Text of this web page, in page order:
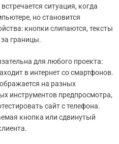
ситуация, когда
но становится
кнопки слипаются, тексты
границы.
для любого проекта:
в интернет со смартфонов.
на разных
инструментов предпросмотра,
сайт с телефона.
кнопка или сдвинутый